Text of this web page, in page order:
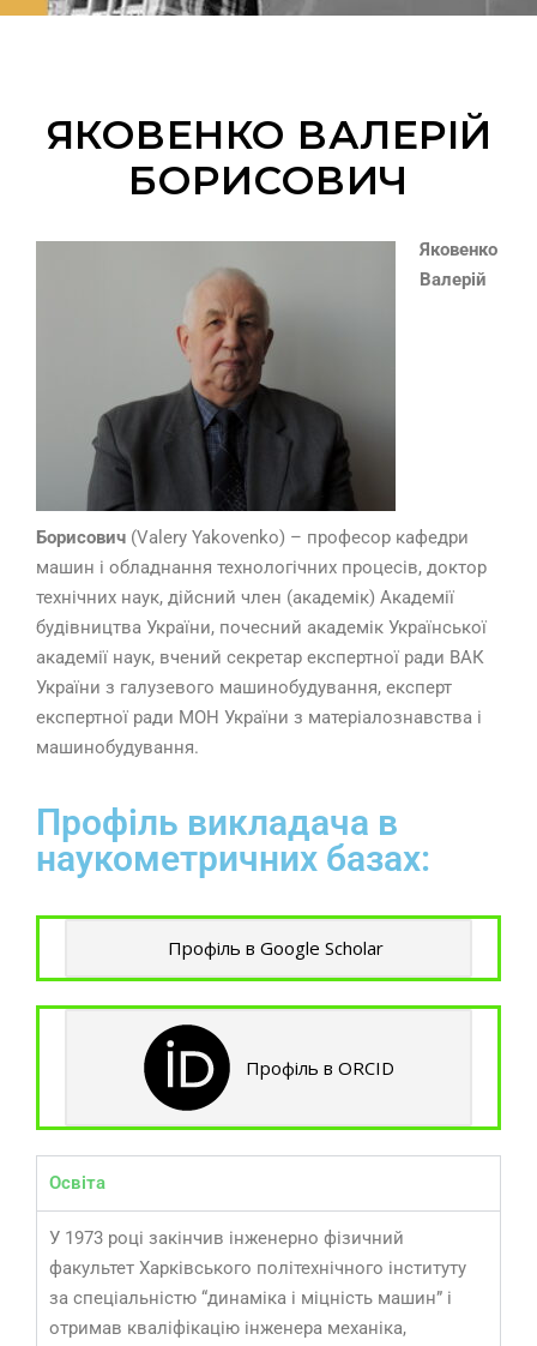
ЯКОВЕНКО ВАЛЕРІЙ
БОРИСОВИЧ
Яковенко
Валерій
Борисович (Valery Yakovenko) – професор кафедри
машин і обладнання технологічних процесів, доктор
технічних наук, дійсний член (академік) Академії
будівництва України, почесний академік Української
академії наук, вчений секретар експертної ради ВАК
України з галузевого машинобудування, експерт
експертної ради МОН України з матеріалознавства і
машинобудування.
Профіль викладача в
наукометричних базах:
Профіль в Google Scholar
Профіль в ORCID
Освіта
У 1973 році закінчив інженерно фізичний
факультет Харківського політехнічного інституту
за спеціальністю “динаміка і міцність машин” і
отримав кваліфікацію інженера механіка,